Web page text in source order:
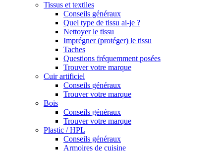
Tissus et textiles
Conseils généraux
Quel type de tissu ai-je ?
Nettoyer le tissu
Imprégner (protéger) le tissu
Taches
Questions fréquemment posées
Trouver votre marque
Cuir artificiel
Conseils généraux
Trouver votre marque
Bois
Conseils généraux
Trouver votre marque
Plastic / HPL
Conseils généraux
Armoires de cuisine